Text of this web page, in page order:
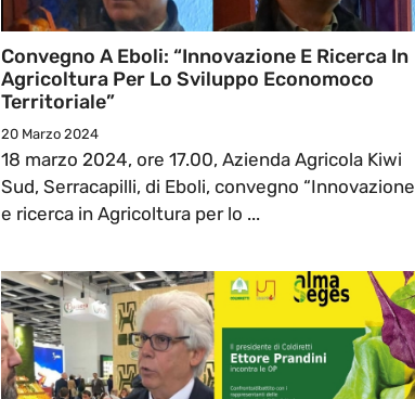
Convegno A Eboli: “Innovazione E Ricerca In
Agricoltura Per Lo Sviluppo Economoco
Territoriale”
20 Marzo 2024
18 marzo 2024, ore 17.00, Azienda Agricola Kiwi
Sud, Serracapilli, di Eboli, convegno “Innovazione
e ricerca in Agricoltura per lo ...